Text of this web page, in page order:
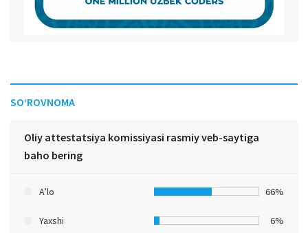
SO‘ROVNOMA
Oliy attestatsiya komissiyasi rasmiy veb-saytiga
baho bering
A’lo 66%
Yaxshi 6%